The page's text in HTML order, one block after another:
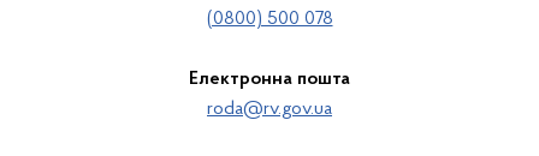
(0800) 500 078
Електронна пошта
roda@rv.gov.ua